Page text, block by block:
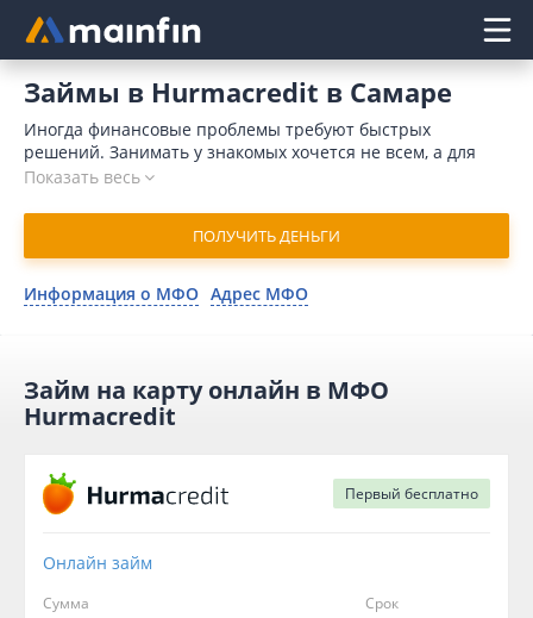
Главное меню
Займы в Hurmacredit в Самаре
Иногда финансовые проблемы требуют быстрых
решений. Занимать у знакомых хочется не всем, а для
обращения в банк требуется время и значительный
послужить плохая кредитная история. Отличным
выходом является микрозайм в Hurmacredit онлайн в
Самаре. В 2026 году для отправки запроса потребуется
минимум времени. Микрофинансовая организация
одобряет заявку в течение 10 минут и переводит деньги
Показать весь
ПОЛУЧИТЬ ДЕНЬГИ
Информация о МФО Адрес МФО
Займ на карту онлайн в МФО
Hurmacredit
Первый бесплатно
Онлайн займ
Сумма Срок